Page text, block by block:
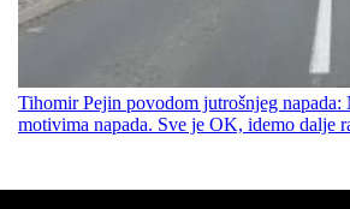
Tihomir Pejin povodom jutrošnjeg napada:
motivima napada. Sve je OK, idemo dalje